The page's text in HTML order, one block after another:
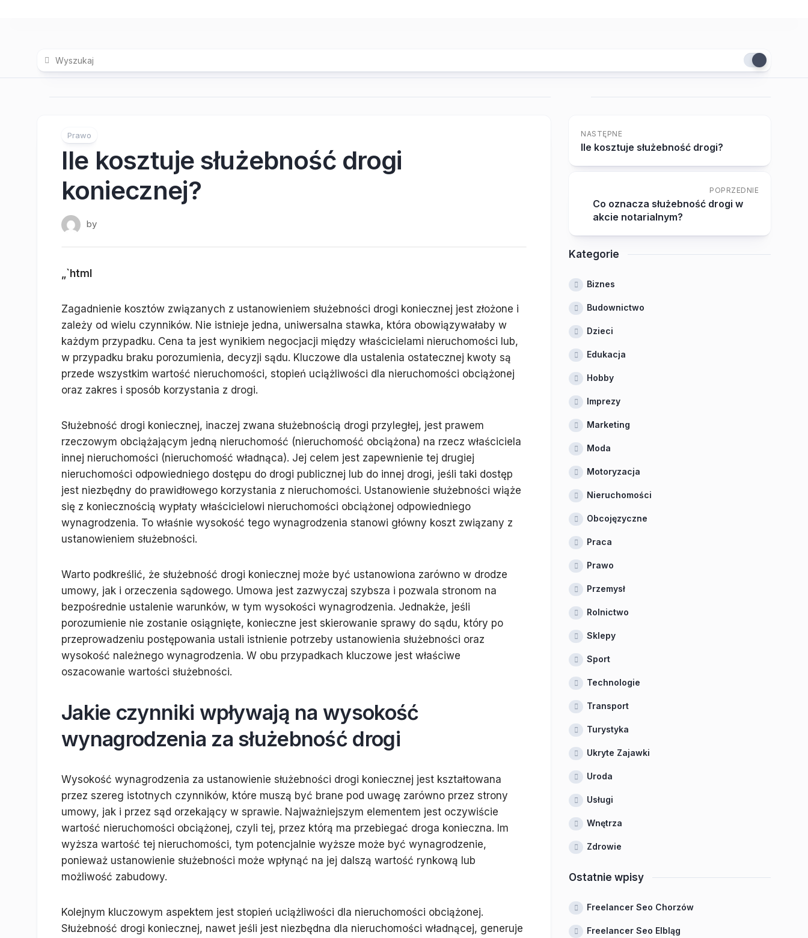
Prawo
Ile kosztuje służebność drogi
koniecznej?
by
„`html
Zagadnienie kosztów związanych z ustanowieniem służebności drogi koniecznej jest złożone i
zależy od wielu czynników. Nie istnieje jedna, uniwersalna stawka, która obowiązywałaby w
każdym przypadku. Cena ta jest wynikiem negocjacji między właścicielami nieruchomości lub,
w przypadku braku porozumienia, decyzji sądu. Kluczowe dla ustalenia ostatecznej kwoty są
przede wszystkim wartość nieruchomości, stopień uciążliwości dla nieruchomości obciążonej
oraz zakres i sposób korzystania z drogi.
Służebność drogi koniecznej, inaczej zwana służebnością drogi przyległej, jest prawem
rzeczowym obciążającym jedną nieruchomość (nieruchomość obciążona) na rzecz właściciela
innej nieruchomości (nieruchomość władnąca). Jej celem jest zapewnienie tej drugiej
nieruchomości odpowiedniego dostępu do drogi publicznej lub do innej drogi, jeśli taki dostęp
jest niezbędny do prawidłowego korzystania z nieruchomości. Ustanowienie służebności wiąże
się z koniecznością wypłaty właścicielowi nieruchomości obciążonej odpowiedniego
wynagrodzenia. To właśnie wysokość tego wynagrodzenia stanowi główny koszt związany z
ustanowieniem służebności.
Warto podkreślić, że służebność drogi koniecznej może być ustanowiona zarówno w drodze
umowy, jak i orzeczenia sądowego. Umowa jest zazwyczaj szybsza i pozwala stronom na
bezpośrednie ustalenie warunków, w tym wysokości wynagrodzenia. Jednakże, jeśli
porozumienie nie zostanie osiągnięte, konieczne jest skierowanie sprawy do sądu, który po
przeprowadzeniu postępowania ustali istnienie potrzeby ustanowienia służebności oraz
wysokość należnego wynagrodzenia. W obu przypadkach kluczowe jest właściwe
oszacowanie wartości służebności.
Jakie czynniki wpływają na wysokość
wynagrodzenia za służebność drogi
Wysokość wynagrodzenia za ustanowienie służebności drogi koniecznej jest kształtowana
przez szereg istotnych czynników, które muszą być brane pod uwagę zarówno przez strony
umowy, jak i przez sąd orzekający w sprawie. Najważniejszym elementem jest oczywiście
wartość nieruchomości obciążonej, czyli tej, przez którą ma przebiegać droga konieczna. Im
wyższa wartość tej nieruchomości, tym potencjalnie wyższe może być wynagrodzenie,
ponieważ ustanowienie służebności może wpłynąć na jej dalszą wartość rynkową lub
możliwość zabudowy.
Kolejnym kluczowym aspektem jest stopień uciążliwości dla nieruchomości obciążonej.
Służebność drogi koniecznej, nawet jeśli jest niezbędna dla nieruchomości władnącej, generuje
NASTĘPNE
Ile kosztuje służebność drogi?
POPRZEDNIE
Co oznacza służebność drogi w
akcie notarialnym?
Kategorie
Biznes
Budownictwo
Dzieci
Edukacja
Hobby
Imprezy
Marketing
Moda
Motoryzacja
Nieruchomości
Obcojęzyczne
Praca
Prawo
Przemysł
Rolnictwo
Sklepy
Sport
Technologie
Transport
Turystyka
Ukryte Zajawki
Uroda
Usługi
Wnętrza
Zdrowie
Ostatnie wpisy
Freelancer Seo Chorzów
Freelancer Seo Elbląg